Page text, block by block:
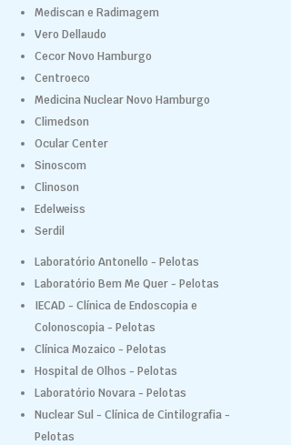
Mediscan e Radimagem
Vero Dellaudo
Cecor Novo Hamburgo
Centroeco
Medicina Nuclear Novo Hamburgo
Climedson
Ocular Center
Sinoscom
Clinoson
Edelweiss
Serdil
Laboratório Antonello - Pelotas
Laboratório Bem Me Quer - Pelotas
IECAD - Clínica de Endoscopia e
Colonoscopia - Pelotas
Clínica Mozaico - Pelotas
Hospital de Olhos - Pelotas
Laboratório Novara - Pelotas
Nuclear Sul - Clínica de Cintilografia -
Pelotas